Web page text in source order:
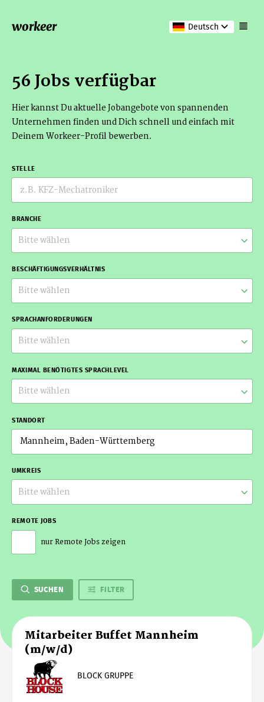
workeer Deutsch
56 Jobs verfügbar
Hier kannst Du aktuelle Jobangebote von spannenden
Unternehmen finden und Dich schnell und einfach mit
Deinem Workeer-Profil bewerben.
STELLE
BRANCHE
Bitte wählen
BESCHÄFTIGUNGSVERHÄLTNIS
Bitte wählen
SPRACHANFORDERUNGEN
Bitte wählen
MAXIMAL BENÖTIGTES SPRACHLEVEL
Bitte wählen
STANDORT
UMKREIS
Bitte wählen
REMOTE JOBS
nur Remote Jobs zeigen
SUCHEN FILTER
Mitarbeiter Buffet Mannheim
(m/w/d)
BLOCK GRUPPE